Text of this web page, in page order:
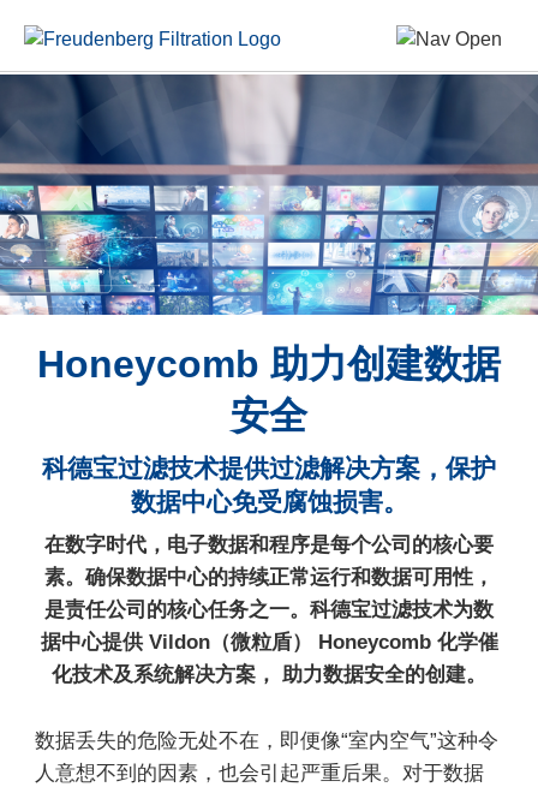
Honeycomb 助力创建数据
安全
科德宝过滤技术提供过滤解决方案，保护
数据中心免受腐蚀损害。
在数字时代，电子数据和程序是每个公司的核心要
素。确保数据中心的持续正常运行和数据可用性，
是责任公司的核心任务之一。科德宝过滤技术为数
据中心提供 Vildon（微粒盾） Honeycomb 化学催
化技术及系统解决方案， 助力数据安全的创建。
数据丢失的危险无处不在，即便像“室内空气”这种令
人意想不到的因素，也会引起严重后果。对于数据